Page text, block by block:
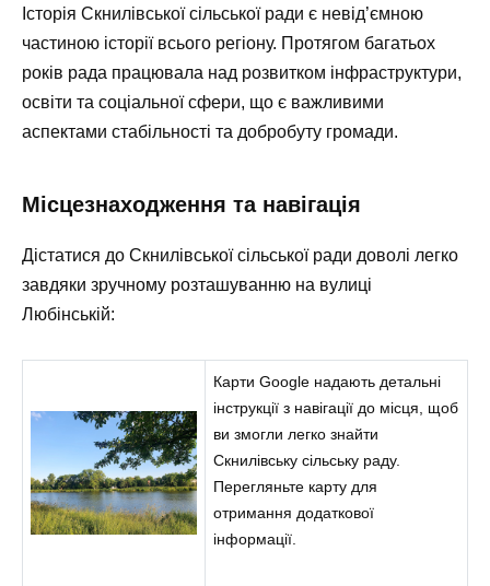
Історія Скнилівської сільської ради є невід’ємною
частиною історії всього регіону. Протягом багатьох
років рада працювала над розвитком інфраструктури,
освіти та соціальної сфери, що є важливими
аспектами стабільності та добробуту громади.
Місцезнаходження та навігація
Дістатися до Скнилівської сільської ради доволі легко
завдяки зручному розташуванню на вулиці
Любінській:
Карти Google надають детальні
інструкції з навігації до місця, щоб
ви змогли легко знайти
Скнилівську сільську раду.
Перегляньте карту для
отримання додаткової
інформації.